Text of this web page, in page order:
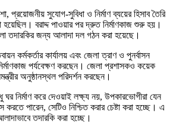
প্রয়োজনীয় সুযোগ-সুবিধা ও নির্মাণ ব্যয়ের হিসাব তৈরি
হয়েছিল। বরাদ্দ পাওয়ার পর দ্রুত নির্মাণকাজ শুরু হয়।
তদারকির জন্য আলাদা দল গঠন করা হয়েছে।
কর্মকর্তার কার্যালয় এবং জেলা ত্রাণ ও পুনর্বাসন
নির্মাণকাজ পর্যবেক্ষণ করছেন। জেলা প্রশাসকও কয়েক
অনুষ্ঠানস্থল পরিদর্শন করছেন।
নির্মাণ করে দেওয়াই লক্ষ্য নয়, উপকারভোগীরা যেন
করতে পারেন, সেটিও নিশ্চিত করার চেষ্টা করা হচ্ছে। এ
তদারকি করা হচ্ছে।